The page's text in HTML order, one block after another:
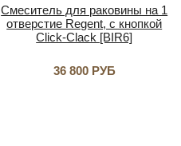
Смеситель для раковины на 1
отверстие Regent, с кнопкой
Click-Clack [BIR6]
36 800 РУБ